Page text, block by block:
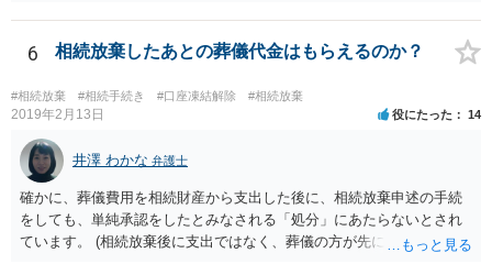
範囲となります。 一般的には、全員で相続する方が税金はお得です。
また、全員で相続しても、話し合いの結果、親がすべて相続と決める
こともできます。この場合でも相続の非課税枠は、全員で相続した540
0万円分使えます。 父が亡くなり、母が全部相続すると、母から三人
で相続する際は、4800万円が非課税枠となります。 そうすると、母が
亡くなってから相続すると、両親のどちらかが亡くなってから相続す
るより非課税の枠が減少します。 計画的に相続をするのがおすすめと
いうことになります。これ以外にも気をつける点はあるかもしれませ
んので、一度相談して想定するのがおすすめと思います。
6 相続放棄したあとの葬儀代金はもらえるのか？
#相続放棄 #相続手続き #口座凍結解除 #相続放棄
2019年2月13日 役にたった 14
井澤 わかな 弁護士
確かに、葬儀費用を相続財産から支出した後に、相続放棄申述の手続
をしても、単純承認をしたとみなされる「処分」にあたらないとされ
ています。 (相続放棄後に支出ではなく、葬儀の方が先に来るのが通常